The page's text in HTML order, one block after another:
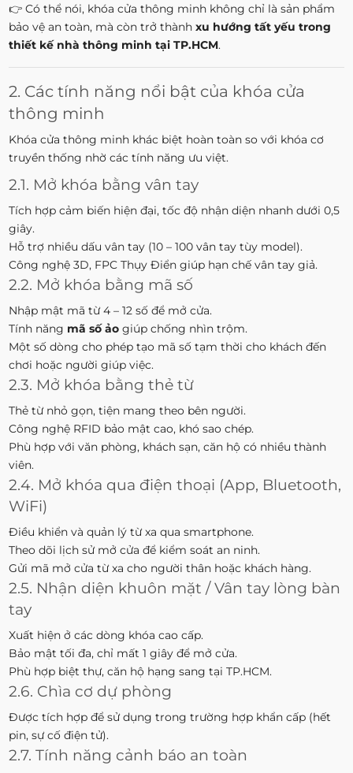
👉 Có thể nói, khóa cửa thông minh không chỉ là sản phẩm
bảo vệ an toàn, mà còn trở thành xu hướng tất yếu trong
thiết kế nhà thông minh tại TP.HCM.
2. Các tính năng nổi bật của khóa cửa
thông minh
Khóa cửa thông minh khác biệt hoàn toàn so với khóa cơ
truyền thống nhờ các tính năng ưu việt.
2.1. Mở khóa bằng vân tay
Tích hợp cảm biến hiện đại, tốc độ nhận diện nhanh dưới 0,5
giây.
Hỗ trợ nhiều dấu vân tay (10 – 100 vân tay tùy model).
Công nghệ 3D, FPC Thụy Điển giúp hạn chế vân tay giả.
2.2. Mở khóa bằng mã số
Nhập mật mã từ 4 – 12 số để mở cửa.
Tính năng mã số ảo giúp chống nhìn trộm.
Một số dòng cho phép tạo mã số tạm thời cho khách đến
chơi hoặc người giúp việc.
2.3. Mở khóa bằng thẻ từ
Thẻ từ nhỏ gọn, tiện mang theo bên người.
Công nghệ RFID bảo mật cao, khó sao chép.
Phù hợp với văn phòng, khách sạn, căn hộ có nhiều thành
viên.
2.4. Mở khóa qua điện thoại (App, Bluetooth,
WiFi)
Điều khiển và quản lý từ xa qua smartphone.
Theo dõi lịch sử mở cửa để kiểm soát an ninh.
Gửi mã mở cửa từ xa cho người thân hoặc khách hàng.
2.5. Nhận diện khuôn mặt / Vân tay lòng bàn
tay
Xuất hiện ở các dòng khóa cao cấp.
Bảo mật tối đa, chỉ mất 1 giây để mở cửa.
Phù hợp biệt thự, căn hộ hạng sang tại TP.HCM.
2.6. Chìa cơ dự phòng
Được tích hợp để sử dụng trong trường hợp khẩn cấp (hết
pin, sự cố điện tử).
2.7. Tính năng cảnh báo an toàn